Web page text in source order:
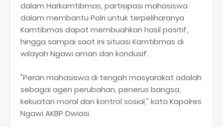
dalam Harkamtibmas, partisipasi mahasiswa
dalam membantu Polri untuk terpeliharanya
Kamtibmas dapat membuahkan hasil positif,
hingga sampai saat ini situasi Kamtibmas di
wilayah Ngawi aman dan kondusif.
"Peran mahasiswa di tengah masyarakat adalah
sebagai agen perubahan, penerus bangsa,
kekuatan moral dan kontrol sosial," kata Kapolres
Ngawi AKBP Dwiasi.